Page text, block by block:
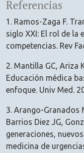
Referencias
1. Ramos-Zaga F.
siglo XXI: El rol de la
competencias. Rev
2. Mantilla GC, Ariza
Educación médica
enfoque. Univ Med.
3. Arango-Granados
Barrios Diez JG,
generaciones,
medicina de